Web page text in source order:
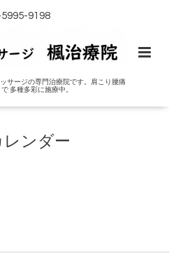
9198
サージの専門治療院です。肩こり腰痛
多種多彩に施療中。
レンダー